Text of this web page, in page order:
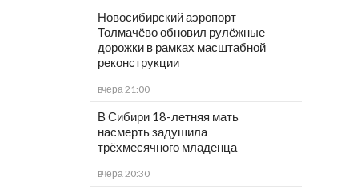
Новосибирский аэропорт
Толмачёво обновил рулёжные
дорожки в рамках масштабной
реконструкции
вчера 21:00
В Сибири 18-летняя мать
насмерть задушила
трёхмесячного младенца
вчера 20:30